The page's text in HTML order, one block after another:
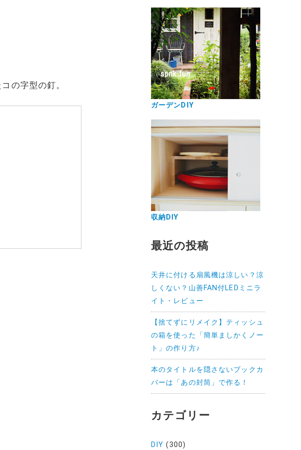
の字型の釘。
ガーデンDIY
収納DIY
最近の投稿
天井に付ける扇風機は涼しい？涼
しくない？山善FAN付LEDミニラ
イト・レビュー
【捨てずにリメイク】ティッシュ
の箱を使った「簡単ましかくノー
ト」の作り方♪
本のタイトルを隠さないブックカ
バーは「あの封筒」で作る！
カテゴリー
DIY (300)